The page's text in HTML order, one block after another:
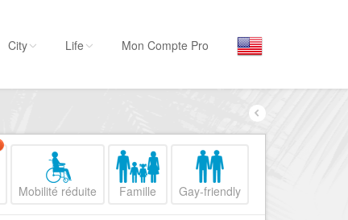
Hôtels, ...
Visiter
City Life Mon Compte Pro
Mobilité réduite Famille Gay-friendly